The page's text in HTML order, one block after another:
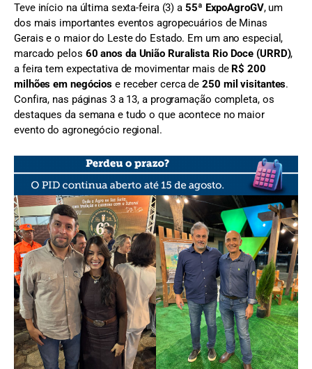
Teve início na última sexta-feira (3) a 55ª ExpoAgroGV, um
dos mais importantes eventos agropecuários de Minas
Gerais e o maior do Leste do Estado. Em um ano especial,
marcado pelos 60 anos da União Ruralista Rio Doce (URRD),
a feira tem expectativa de movimentar mais de R$ 200
milhões em negócios e receber cerca de250 mil visitantes.
Confira, nas páginas 3 a 13, a programação completa, os
destaques da semana e tudo o que acontece no maior
evento do agronegócio regional.